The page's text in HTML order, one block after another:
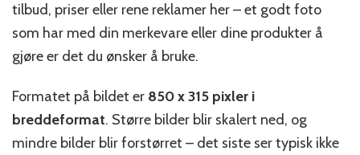
tilbud, priser eller rene reklamer her – et godt foto
som har med din merkevare eller dine produkter å
gjøre er det du ønsker å bruke.
Formatet på bildet er 850 x 315 pixler i
breddeformat. Større bilder blir skalert ned, og
mindre bilder blir forstørret – det siste ser typisk ikke